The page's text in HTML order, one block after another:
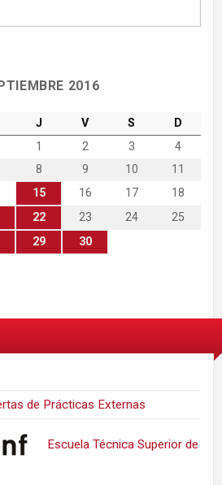
2016
J V S
D
1
2 3
4
8 9 10
11
15 16 17
18
22 23 24
25
29 30
de Prácticas Externas
Escuela Técnica Superior de